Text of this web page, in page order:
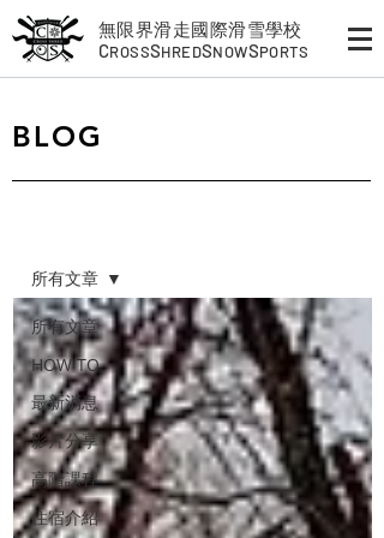
無限界滑走國際滑雪學校
CROSSSHREDSNOWSPORTS
​BLOG
所有文章
HOW TO
最新消息
影片分享
高階課程
住宿介紹
所有文章